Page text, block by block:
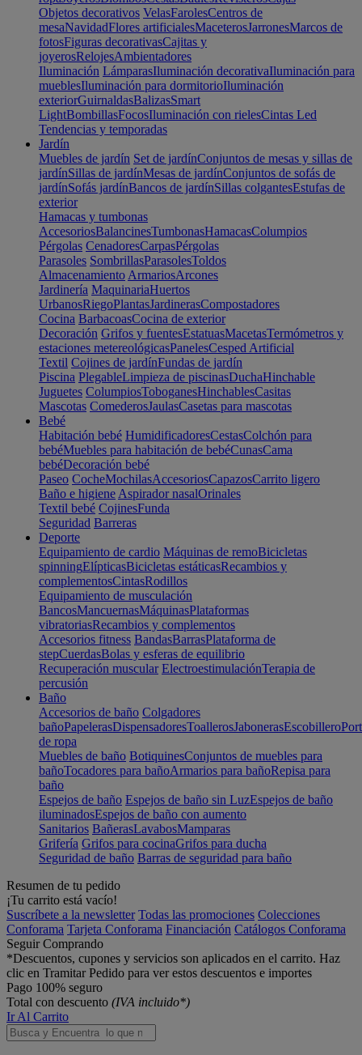
Objetos decorativos VelasFarolesCentros de
mesaNavidadFlores artificialesMaceterosJarronesMarcos de
fotosFiguras decorativasCajitas y
joyerosRelojesAmbientadores
Iluminación LámparasIluminación decorativaIluminación para
mueblesIluminación para dormitorioIluminación
exteriorGuirnaldasBalizasSmart
LightBombillasFocosIluminación con rielesCintas Led
Tendencias y temporadas
Jardín
Muebles de jardín Set de jardínConjuntos de mesas y sillas de
jardínSillas de jardínMesas de jardínConjuntos de sofás de
jardínSofás jardínBancos de jardínSillas colgantesEstufas de
exterior
Hamacas y tumbonas
AccesoriosBalancinesTumbonasHamacasColumpios
Pérgolas CenadoresCarpasPérgolas
Parasoles SombrillasParasolesToldos
Almacenamiento ArmariosArcones
Jardinería MaquinariaHuertos
UrbanosRiegoPlantasJardinerasCompostadores
Cocina BarbacoasCocina de exterior
Decoración Grifos y fuentesEstatuasMacetasTermómetros y
estaciones metereológicasPanelesCesped Artificial
Textil Cojines de jardínFundas de jardín
Piscina PlegableLimpieza de piscinasDuchaHinchable
Juguetes ColumpiosToboganesHinchablesCasitas
Mascotas ComederosJaulasCasetas para mascotas
Bebé
Habitación bebé HumidificadoresCestasColchón para
bebéMuebles para habitación de bebéCunasCama
bebéDecoración bebé
Paseo CocheMochilasAccesoriosCapazosCarrito ligero
Baño e higiene Aspirador nasalOrinales
Textil bebé CojinesFunda
Seguridad Barreras
Deporte
Equipamiento de cardio Máquinas de remoBicicletas
spinningElípticasBicicletas estáticasRecambios y
complementosCintasRodillos
Equipamiento de musculación
BancosMancuernasMáquinasPlataformas
vibratoriasRecambios y complementos
Accesorios fitness BandasBarrasPlataforma de
stepCuerdasBolas y esferas de equilibrio
Recuperación muscular ElectroestimulaciónTerapia de
percusión
Baño
Accesorios de baño Colgadores
bañoPapelerasDispensadoresToallerosJabonerasEscobillero
de ropa
Muebles de baño BotiquinesConjuntos de muebles para
bañoTocadores para bañoArmarios para bañoRepisa para
baño
Espejos de baño Espejos de baño sin LuzEspejos de baño
iluminadosEspejos de baño con aumento
Sanitarios BañerasLavabosMamparas
Grifería Grifos para cocinaGrifos para ducha
Seguridad de baño Barras de seguridad para baño
Resumen de tu pedido
¡Tu carrito está vacío!
Suscríbete a la newsletter Todas las promociones Colecciones
Conforama Tarjeta Conforama Financiación Catálogos Conforama
Seguir Comprando
*Descuentos, cupones y servicios son aplicados en el carrito. Haz
clic en Tramitar Pedido para ver estos descuentos e importes
Pago 100% seguro
Total con descuento (IVA incluido*)
Ir Al Carrito